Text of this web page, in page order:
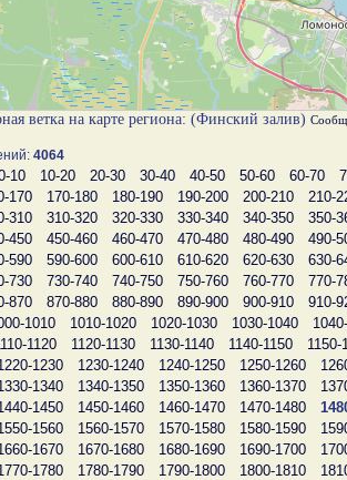
ветка на карте региона: (Финский залив)
4064
10 10-20 20-30 30-40 40-50 50-60 60-70
170 170-180 180-190 190-200 200-210 210-
310 310-320 320-330 330-340 340-350 350-
450 450-460 460-470 470-480 480-490 490-
590 590-600 600-610 610-620 620-630 630-
730 730-740 740-750 750-760 760-770 770-
870 870-880 880-890 890-900 900-910 910-
1010 1010-1020 1020-1030 1030-1040
1120 1120-1130 1130-1140 1140-1150 1150-
1230 1230-1240 1240-1250 1250-1260
1340 1340-1350 1350-1360 1360-1370
1450 1450-1460 1460-1470 1470-1480
1560 1560-1570 1570-1580 1580-1590
1670 1670-1680 1680-1690 1690-1700
1780 1780-1790 1790-1800 1800-1810